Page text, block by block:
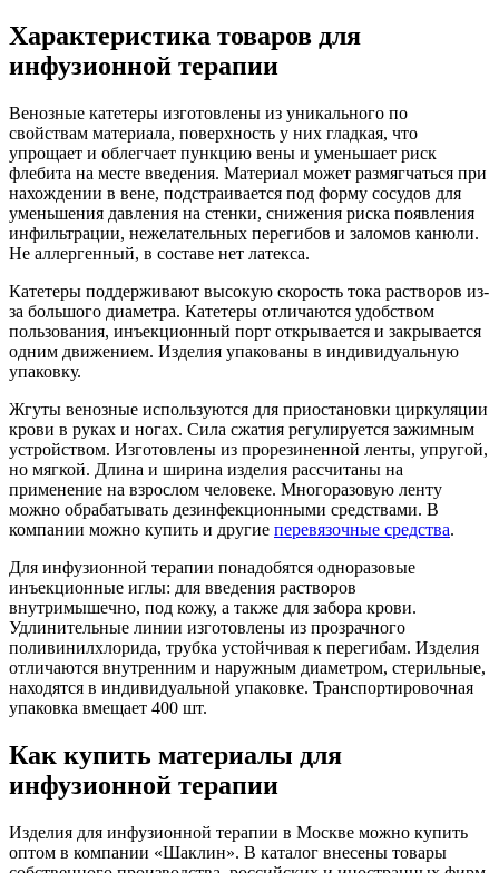
Характеристика товаров для
инфузионной терапии
Венозные катетеры изготовлены из уникального по
свойствам материала, поверхность у них гладкая, что
упрощает и облегчает пункцию вены и уменьшает риск
флебита на месте введения. Материал может размягчаться при
нахождении в вене, подстраивается под форму сосудов для
уменьшения давления на стенки, снижения риска появления
инфильтрации, нежелательных перегибов и заломов канюли.
Не аллергенный, в составе нет латекса.
Катетеры поддерживают высокую скорость тока растворов из-
за большого диаметра. Катетеры отличаются удобством
пользования, инъекционный порт открывается и закрывается
одним движением. Изделия упакованы в индивидуальную
упаковку.
Жгуты венозные используются для приостановки циркуляции
крови в руках и ногах. Сила сжатия регулируется зажимным
устройством. Изготовлены из прорезиненной ленты, упругой,
но мягкой. Длина и ширина изделия рассчитаны на
применение на взрослом человеке. Многоразовую ленту
можно обрабатывать дезинфекционными средствами. В
компании можно купить и другие перевязочные средства.
Для инфузионной терапии понадобятся одноразовые
инъекционные иглы: для введения растворов
внутримышечно, под кожу, а также для забора крови.
Удлинительные линии изготовлены из прозрачного
поливинилхлорида, трубка устойчивая к перегибам. Изделия
отличаются внутренним и наружным диаметром, стерильные,
находятся в индивидуальной упаковке. Транспортировочная
упаковка вмещает 400 шт.
Как купить материалы для
инфузионной терапии
Изделия для инфузионной терапии в Москве можно купить
оптом в компании «Шаклин». В каталог внесены товары